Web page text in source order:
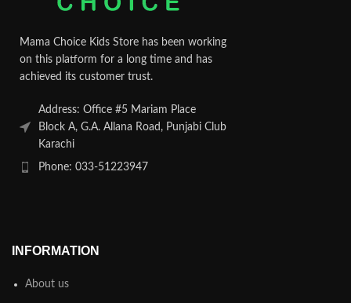
Mama Choice Kids Store has been working
on this platform for a long time and has
achieved its customer trust.
Address: Office #5 Mariam Place
Block A, G.A. Allana Road, Punjabi Club
Karachi
Phone: 033-51223947
INFORMATION
About us